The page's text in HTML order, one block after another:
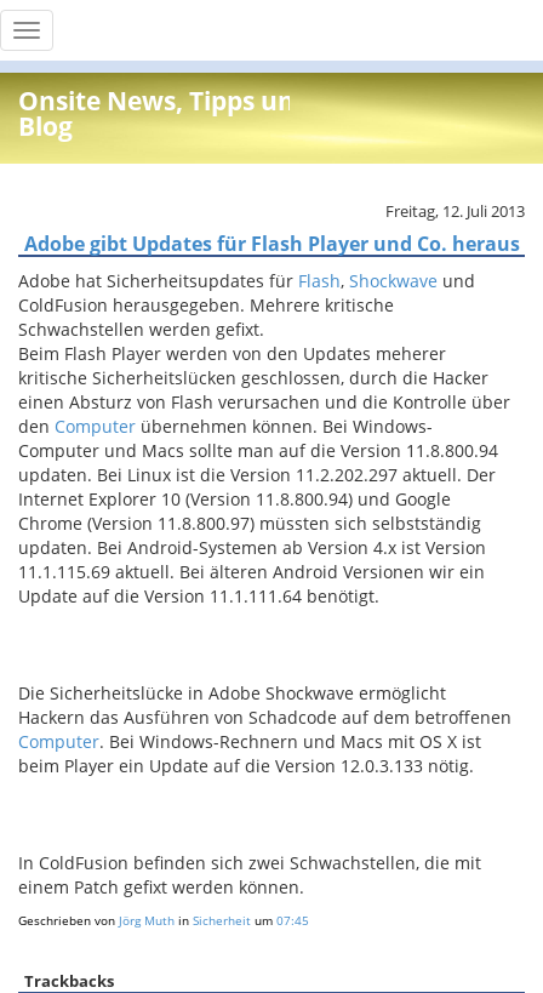
Toggle
navigation
Onsite News, Tipps und Info
Blog
Freitag, 12. Juli 2013
Adobe gibt Updates für Flash Player und Co. heraus
Adobe hat Sicherheitsupdates für Flash, Shockwave und
ColdFusion herausgegeben. Mehrere kritische
Schwachstellen werden gefixt.
Beim Flash Player werden von den Updates meherer
kritische Sicherheitslücken geschlossen, durch die Hacker
einen Absturz von Flash verursachen und die Kontrolle über
den Computer übernehmen können. Bei Windows-
Computer und Macs sollte man auf die Version 11.8.800.94
updaten. Bei Linux ist die Version 11.2.202.297 aktuell. Der
Internet Explorer 10 (Version 11.8.800.94) und Google
Chrome (Version 11.8.800.97) müssten sich selbstständig
updaten. Bei Android-Systemen ab Version 4.x ist Version
11.1.115.69 aktuell. Bei älteren Android Versionen wir ein
Update auf die Version 11.1.111.64 benötigt.
Die Sicherheitslücke in Adobe Shockwave ermöglicht
Hackern das Ausführen von Schadcode auf dem betroffenen
Computer. Bei Windows-Rechnern und Macs mit OS X ist
beim Player ein Update auf die Version 12.0.3.133 nötig.
In ColdFusion befinden sich zwei Schwachstellen, die mit
einem Patch gefixt werden können.
Geschrieben von Jörg Muth in Sicherheit um 07:45
Trackbacks